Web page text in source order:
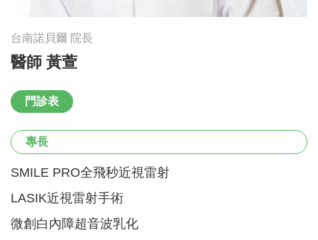
台南諾貝爾 院長
醫師 黃萱
門診表
專長
SMILE PRO全飛秒近視雷射
LASIK近視雷射手術
微創白內障超音波乳化